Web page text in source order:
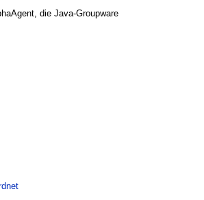
die Java-Groupware